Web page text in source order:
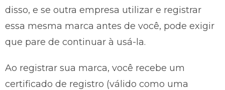
disso, e se outra empresa utilizar e registrar
essa mesma marca antes de você, pode exigir
que pare de continuar à usá-la.
Ao registrar sua marca, você recebe um
certificado de registro (válido como uma